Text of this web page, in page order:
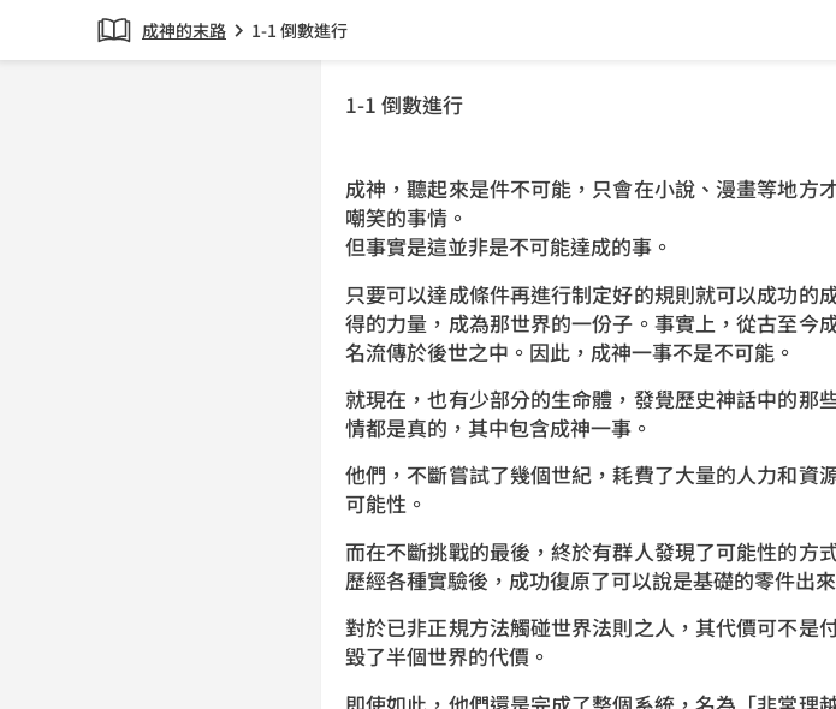
成神的末路 chevron_right 1-1 倒數進行
1-1 倒數進行
成神，聽起來是件不可能，只會在小說、漫畫等地方
嘲笑的事情。
但事實是這並非是不可能達成的事。
只要可以達成條件再進行制定好的規則就可以成功的
得的力量，成為那世界的一份子。事實上，從古至今
名流傳於後世之中。因此，成神一事不是不可能。
就現在，也有少部分的生命體，發覺歷史神話中的那
情都是真的，其中包含成神一事。
他們，不斷嘗試了幾個世紀，耗費了大量的人力和資
可能性。
而在不斷挑戰的最後，終於有群人發現了可能性的方
歷經各種實驗後，成功復原了可以說是基礎的零件出
對於已非正規方法觸碰世界法則之人，其代價可不是
毀了半個世界的代價。